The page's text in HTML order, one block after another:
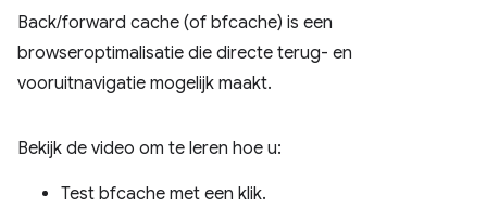
Back/forward cache (of bfcache) is een
browseroptimalisatie die directe terug- en
vooruitnavigatie mogelijk maakt.
Bekijk de video om te leren hoe u:
Test bfcache met een klik.